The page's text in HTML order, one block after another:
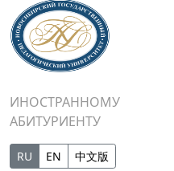
ИНОСТРАННОМУ
АБИТУРИЕНТУ
RU EN 中文版